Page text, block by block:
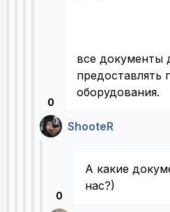
0
все документы
предоставлять
оборудования.
ShooteR
0
А какие
нас?)